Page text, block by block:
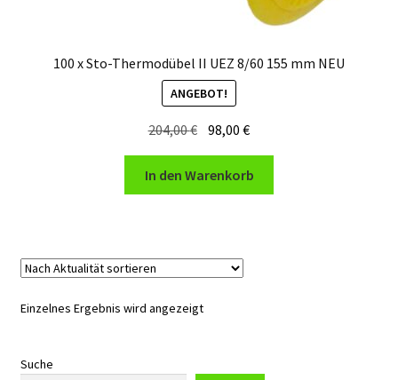
100 x Sto-Thermodübel II UEZ 8/60 155 mm NEU
ANGEBOT!
204,00€ Ursprünglicher
war:
204,00 €
98,00€Aktueller
ist:
98,00 €.
In den Warenkorb
Einzelnes Ergebnis wird angezeigt
Suche